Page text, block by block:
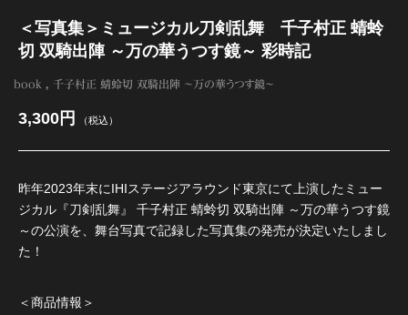
＜写真集＞ミュージカル刀剣乱舞 千子村正 蜻蛉
切 双騎出陣 ～万の華うつす鏡～ 彩時記
book 千子村正 蜻蛉切 双騎出陣 〜万の華うつす鏡〜
3,300円 （税込）
昨年2023年末にIHIステージアラウンド東京にて上演したミュー
ジカル『刀剣乱舞』 千子村正 蜻蛉切 双騎出陣 ～万の華うつす鏡
～の公演を、舞台写真で記録した写真集の発売が決定いたしまし
た！
＜商品情報＞